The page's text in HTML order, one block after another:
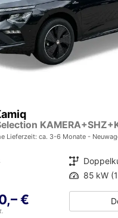
Lieferzeit: ca. 3-6 Monate
Getriebe
Leistung 85 kW
€